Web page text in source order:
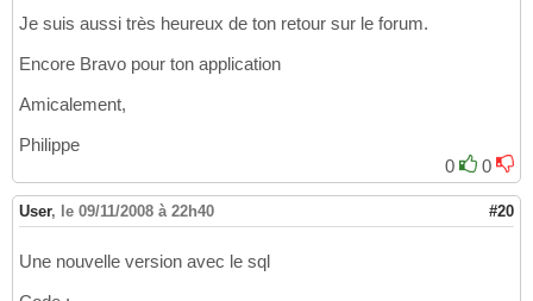
Je suis aussi très heureux de ton retour sur le forum.
Encore Bravo pour ton application
Amicalement,
Philippe
0
0
User, le 09/11/2008 à 22h40 #20
Une nouvelle version avec le sql